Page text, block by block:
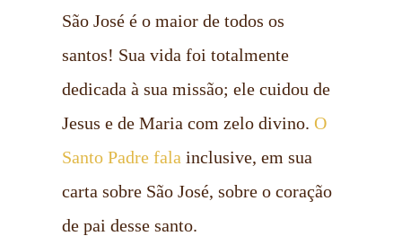
São José é o maior de todos os
santos! Sua vida foi totalmente
dedicada à sua missão; ele cuidou de
Jesus e de Maria com zelo divino. O
Santo Padre fala inclusive, em sua
carta sobre São José, sobre o coração
de pai desse santo.